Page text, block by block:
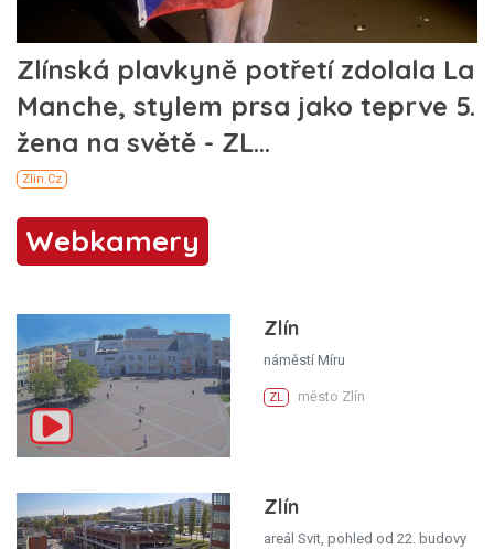
Webkamery
Zlín
náměstí Míru
ZL město Zlín
Zlín
areál Svit, pohled od 22. budovy